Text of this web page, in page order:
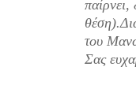
του
Σας